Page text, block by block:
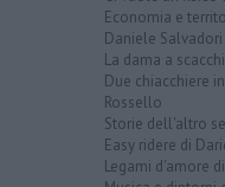
Economia e
Daniele Salvadori
La dama a
Due chiacchiere
Rossello
Storie dell'altro
Easy ridere di
Legami d'amore